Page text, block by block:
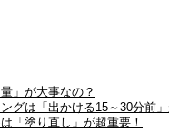
」が大事なの？
グは「出かける15～30分前
「塗り直し」が超重要！